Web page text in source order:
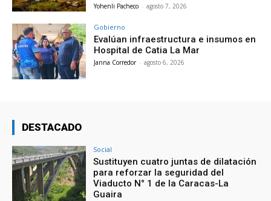
Yohenli Pacheco - agosto 7, 2026
Gobierno
Evalúan infraestructura e insumos en
Hospital de Catia La Mar
Janna Corredor - agosto 6, 2026
DESTACADO
Social
Sustituyen cuatro juntas de dilatación
para reforzar la seguridad del
Viaducto N° 1 de la Caracas-La
Guaira